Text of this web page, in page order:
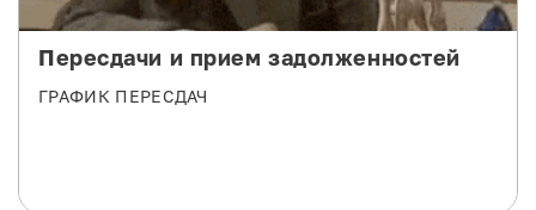
Пересдачи и прием задолженностей
ГРАФИК ПЕРЕСДАЧ